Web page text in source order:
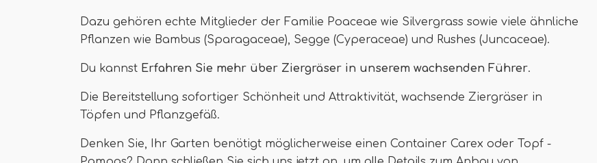
Dazu gehören echte Mitglieder der Familie Poaceae wie Silvergrass sowie viele ähnliche
Pflanzen wie Bambus (Sparagaceae), Segge (Cyperaceae) und Rushes (Juncaceae).
Du kannst Erfahren Sie mehr über Ziergräser in unserem wachsenden Führer.
Die Bereitstellung sofortiger Schönheit und Attraktivität, wachsende Ziergräser in
Töpfen und Pflanzgefäß.
Denken Sie, Ihr Garten benötigt möglicherweise einen Container Carex oder Topf -